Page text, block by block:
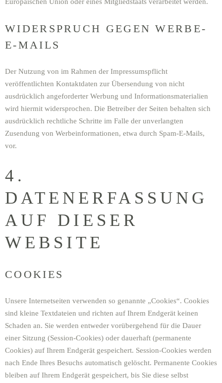
WIDERSPRUCH GEGEN WERBE-
E-MAILS
Der Nutzung von im Rahmen der Impressumspflicht
veröffentlichten Kontaktdaten zur Übersendung von nicht
ausdrücklich angeforderter Werbung und Informationsmaterialien
wird hiermit widersprochen. Die Betreiber der Seiten behalten sich
ausdrücklich rechtliche Schritte im Falle der unverlangten
Zusendung von Werbeinformationen, etwa durch Spam-E-Mails,
vor.
4.
DATENERFASSUNG
AUF DIESER
WEBSITE
COOKIES
Unsere Internetseiten verwenden so genannte „Cookies“. Cookies
sind kleine Textdateien und richten auf Ihrem Endgerät keinen
Schaden an. Sie werden entweder vorübergehend für die Dauer
einer Sitzung (Session-Cookies) oder dauerhaft (permanente
Cookies) auf Ihrem Endgerät gespeichert. Session-Cookies werden
nach Ende Ihres Besuchs automatisch gelöscht. Permanente Cookies
bleiben auf Ihrem Endgerät gespeichert, bis Sie diese selbst